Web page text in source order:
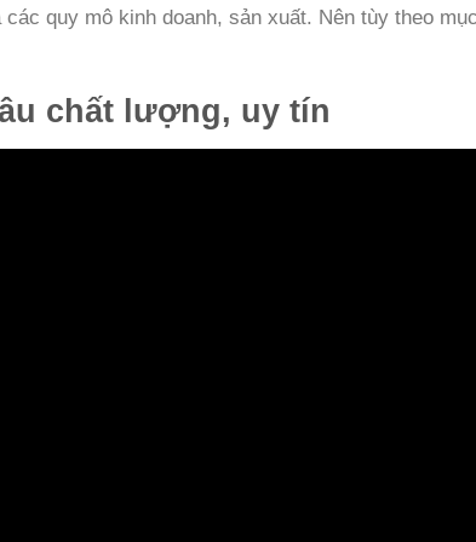
quy mô kinh doanh, sản xuất. Nên tùy theo
chất lượng, uy tín